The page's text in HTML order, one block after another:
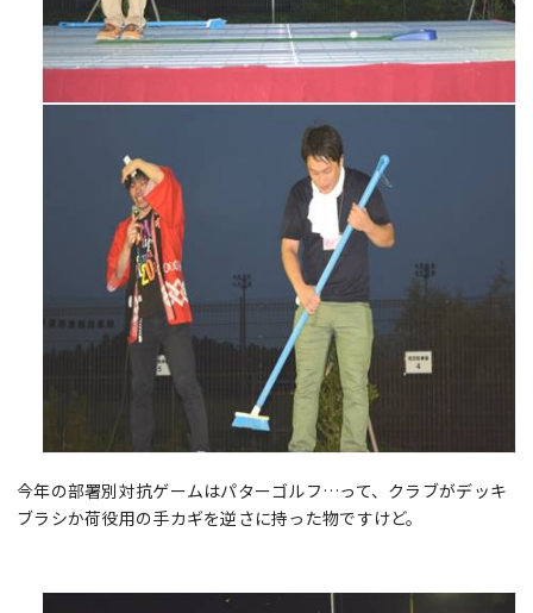
今年の部署別対抗ゲームはパターゴルフ…って、クラブがデッキ
ブラシか荷役用の手カギを逆さに持った物ですけど。